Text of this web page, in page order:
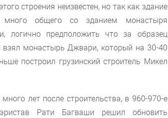
строения неизвестен, но так как здание
много общего со зданием монастыря
логично предположить что за образец
взял монастырь Джвари, который на 30-40
построил грузинский строитель Микел
много лет после строительства, в 960-970-е
Рати Багваши решил обновить